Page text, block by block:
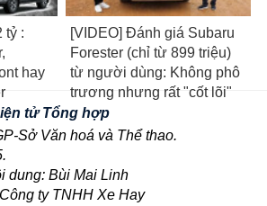
tỷ :
hay
[VIDEO] Đánh giá Subaru
Forester (chỉ từ 899 triệu)
từ người dùng: Không phô
trương nhưng rất "cốt lõi"
tử Tổng hợp
Sở Văn hoá và Thể thao.
dung: Bùi Mai Linh
ty TNHH Xe Hay